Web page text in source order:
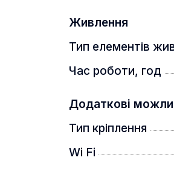
Night Stalker 4K
кулі, що
Лінзи ED
Живлення
Тип елементів
Час роботи, год
Додаткові
Тип кріплення
Wi Fi